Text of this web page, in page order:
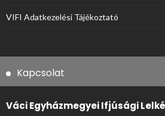
VIFI Adatkezelési Tájékoztató
Kapcsolat
Váci Egyházmegyei Ifjúsági